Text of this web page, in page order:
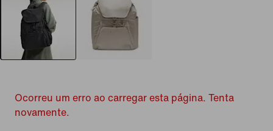
Ocorreu um erro ao carregar esta página. Tenta
novamente.